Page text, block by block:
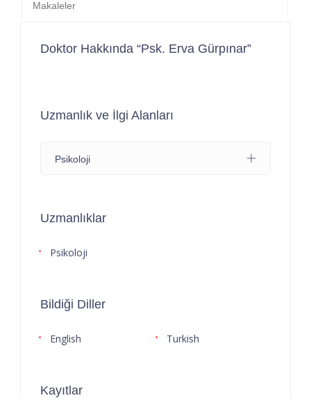
Makaleler
Doktor Hakkında “Psk. Erva Gürpınar”
Uzmanlık ve İlgi Alanları
Psikoloji
Uzmanlıklar
Psikoloji
Bildiği Diller
English Turkish
Kayıtlar